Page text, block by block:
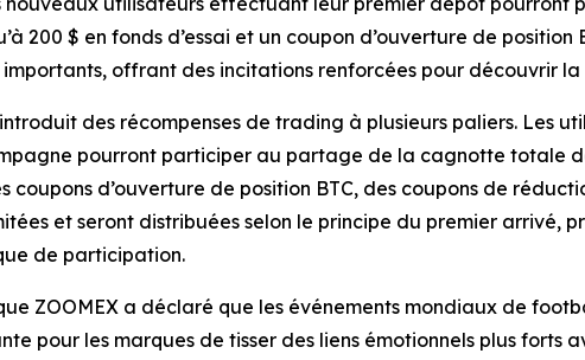
200 $ en fonds d’essai et un coupon d’ouverture de
offrant des incitations renforcées pour découvrir
des récompenses de trading à plusieurs paliers. Les
pourront participer au partage de la cagnotte totale
coupons d’ouverture de position BTC, des coupons de
et seront distribuées selon le principe du premier arrivé,
de participation.
ZOOMEX a déclaré que les événements mondiaux de
pour les marques de tisser des liens émotionnels plus